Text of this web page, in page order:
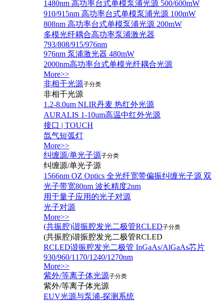
1480nm 高功率台式单模泵浦光源 500/600mW
910/915nm 高功率台式单模泵浦光源 100mW
808nm 高功率台式单模泵浦光源 200mW
多模光纤耦合高功率泵浦激光器
793/808/915/976nm
976nm 泵浦激光器 480mW
2000nm高功率台式单模光纤耦合光源
More>>
非相干光源子分类
非相干光源
1.2-8.0um NLIR丹麦 热红外光源
AURALIS 1-10um高温中红外光源
接口 | TOUCH
氙气短弧灯
More>>
纠缠源/单光子源子分类
纠缠源/单光子源
1566nm OZ Optics 全光纤宽带偏振纠缠光子源 双
光子带宽80nm 波长精度2nm
用于量子应用的光子对源
光子对源
More>>
(共振腔)谐振腔发光二极管RCLED子分类
(共振腔)谐振腔发光二极管RCLED
RCLED谐振腔发光二极管 InGaAs/AlGaAs芯片
930/960/1170/1240/1270nm
More>>
紫外/等离子体光源子分类
紫外/等离子体光源
EUV光源与泵浦-探测系统